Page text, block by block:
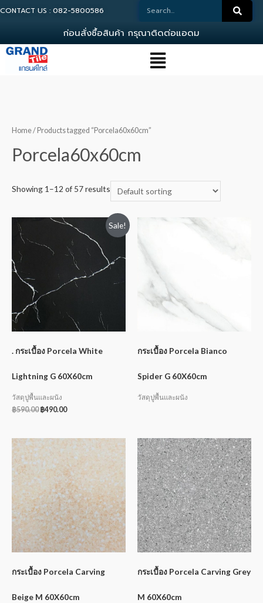
CONTACT US : 082-5800586
อนสงซอสนคา ก รณาตดตอแอดมน
Home/ Products tagged “Porcela60x60cm”
Porcela60x60cm
Showing 1–12 of 57 results
Sale!
. กระเบื้อง Porcela White
Lightning G 60X60cm
วัสดุปูพื้นและผนัง
฿590.00 ฿490.00
กระเบื้อง Porcela Bianco
Spider G 60X60cm
วัสดุปูพื้นและผนัง
กระเบื้อง Porcela Carving
Beige M 60X60cm
กระเบื้อง Porcela Carving Grey
M 60X60cm